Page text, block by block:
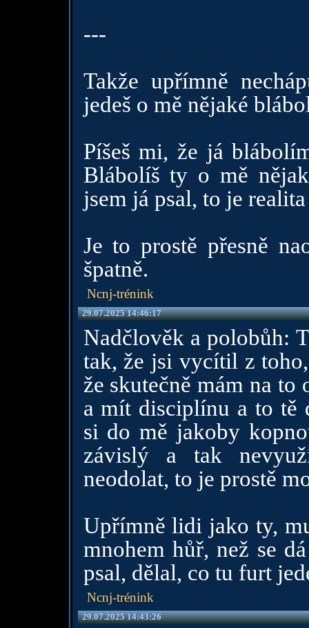
---
Takže upřímně
jedeš o mě nějaké
Píšeš mi, že já
Blábolíš ty o mě
jsem já psal, to je
Je to prostě přesně
špatně.
Ncnj-trénink
29.07.2025 14:46:17
Nadčlověk a polobůh:
tak, že jsi vycítil z
že skutečně mám na to
a mít disciplínu a to tě
si do mě jakoby
závislý a tak
neodolat, to je prostě
Upřímně lidi jako ty,
mnohem hůř, než se
psal, dělal, co tu furt
Ncnj-trénink
29.07.2025 14:43:26